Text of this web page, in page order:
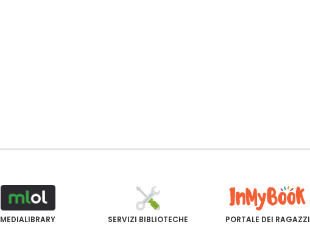
MEDIALIBRARY SERVIZI BIBLIOTECHE PORTALE DEI RAGAZZI